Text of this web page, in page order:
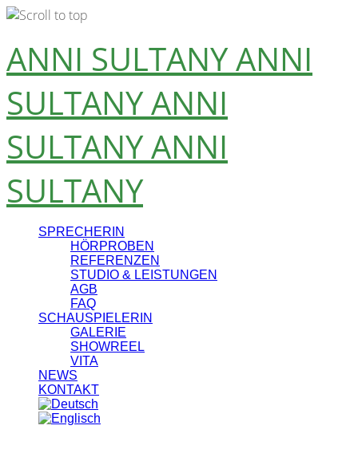
Skip
to
content
ANNI SULTANYANNI
SULTANYANNI
SULTANYANNI
SULTANY
SPRECHERIN
HÖRPROBEN
REFERENZEN
STUDIO & LEISTUNGEN
AGB
FAQ
SCHAUSPIELERIN
GALERIE
SHOWREEL
VITA
NEWS
KONTAKT